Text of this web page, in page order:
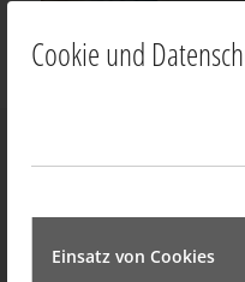
Cookie und
Einsatz von Cookies